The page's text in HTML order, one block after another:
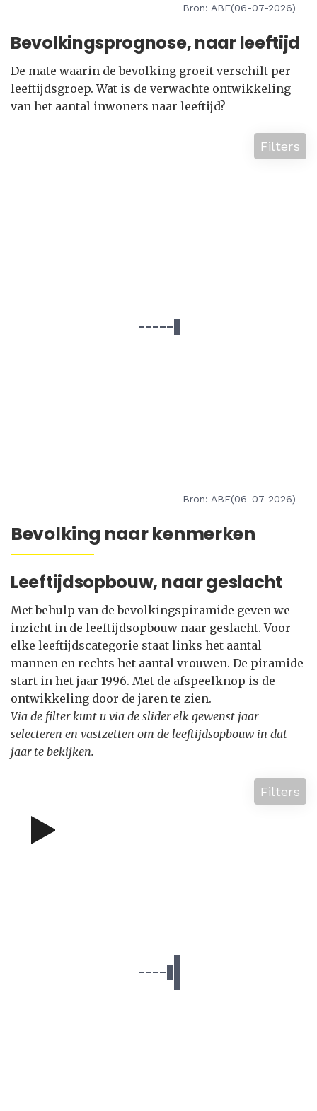
Bron: ABF(06-07-2026)
Bevolkingsprognose, naar leeftijd
De mate waarin de bevolking groeit verschilt per
leeftijdsgroep. Wat is de verwachte ontwikkeling
van het aantal inwoners naar leeftijd?
Filters
Bron: ABF(06-07-2026)
Bevolking naar kenmerken
Leeftijdsopbouw, naar geslacht
Met behulp van de bevolkingspiramide geven we
inzicht in de leeftijdsopbouw naar geslacht. Voor
elke leeftijdscategorie staat links het aantal
mannen en rechts het aantal vrouwen. De piramide
start in het jaar 1996. Met de afspeelknop is de
ontwikkeling door de jaren te zien.
Via de filter kunt u via de slider elk gewenst jaar
selecteren en vastzetten om de leeftijdsopbouw in dat
jaar te bekijken.
Filters